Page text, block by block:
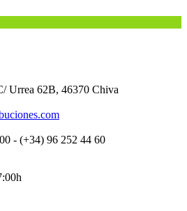
Urrea 62B, 46370 Chiva
- (+34) 96 252 44 60